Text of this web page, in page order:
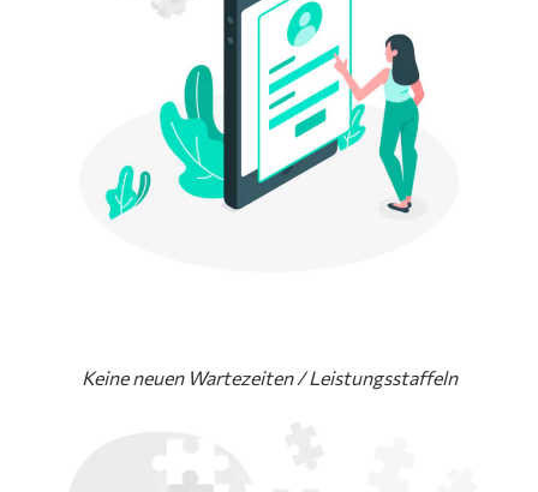
Keine neuen Wartezeiten / Leistungsstaffeln